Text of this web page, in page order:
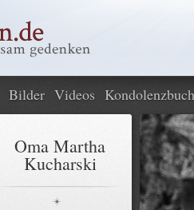
Bilder Videos Kondolenzbuch
Oma Martha
Kucharski